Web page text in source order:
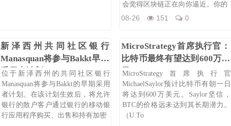
会觉得区块链正在向你逼近。你的
08-26 151 0
新泽西州共同社区银行
Manasquan将参与Bakkt早期
采用者计划
位于新泽西州的共同社区银行
Manasquan将参与Bakkt的早期采用
者计划。在该计划生效后，将允许
银行的散户客户通过银行的移动银
行应用程序购买、出售和持有加密
MicroStrategy首席执行官：
比特币最终有望达到600万美
元
MicroStrategy首席执行官
MichaelSaylor预计比特币有朝一日
将达到600万美元。Saylor坚信，
BTC的价格远未达到其长期潜力。
（U.To